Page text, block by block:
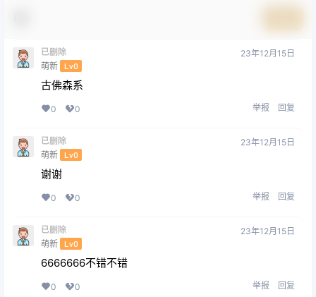
已删除
萌新 Lv0
23年12月15日
古佛森系
0 0 举报 回复
已删除
萌新 Lv0
23年12月15日
谢谢
0 0 举报 回复
已删除
萌新 Lv0
23年12月15日
6666666不错不错
0 0 举报 回复